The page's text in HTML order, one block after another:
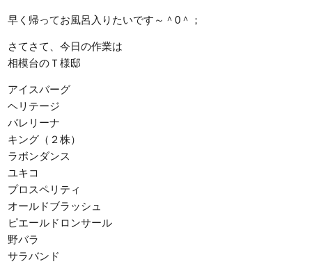
早く帰ってお風呂入りたいです～＾0＾；
さてさて、今日の作業は
相模台のＴ様邸
アイスバーグ
ヘリテージ
バレリーナ
キング（２株）
ラボンダンス
ユキコ
プロスペリティ
オールドブラッシュ
ピエールドロンサール
野バラ
サラバンド